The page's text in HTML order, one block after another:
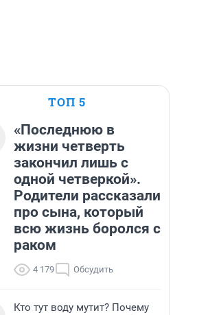
ТОП 5
«Последнюю в
жизни четверть
закончил лишь с
одной четверкой».
Родители рассказали
про сына, который
всю жизнь боролся с
раком
4 179 Обсудить
Кто тут воду мутит? Почему